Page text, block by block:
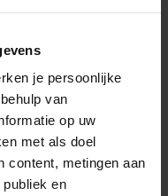
je persoonlijke
van
op uw
met als doel
content, metingen aan
en